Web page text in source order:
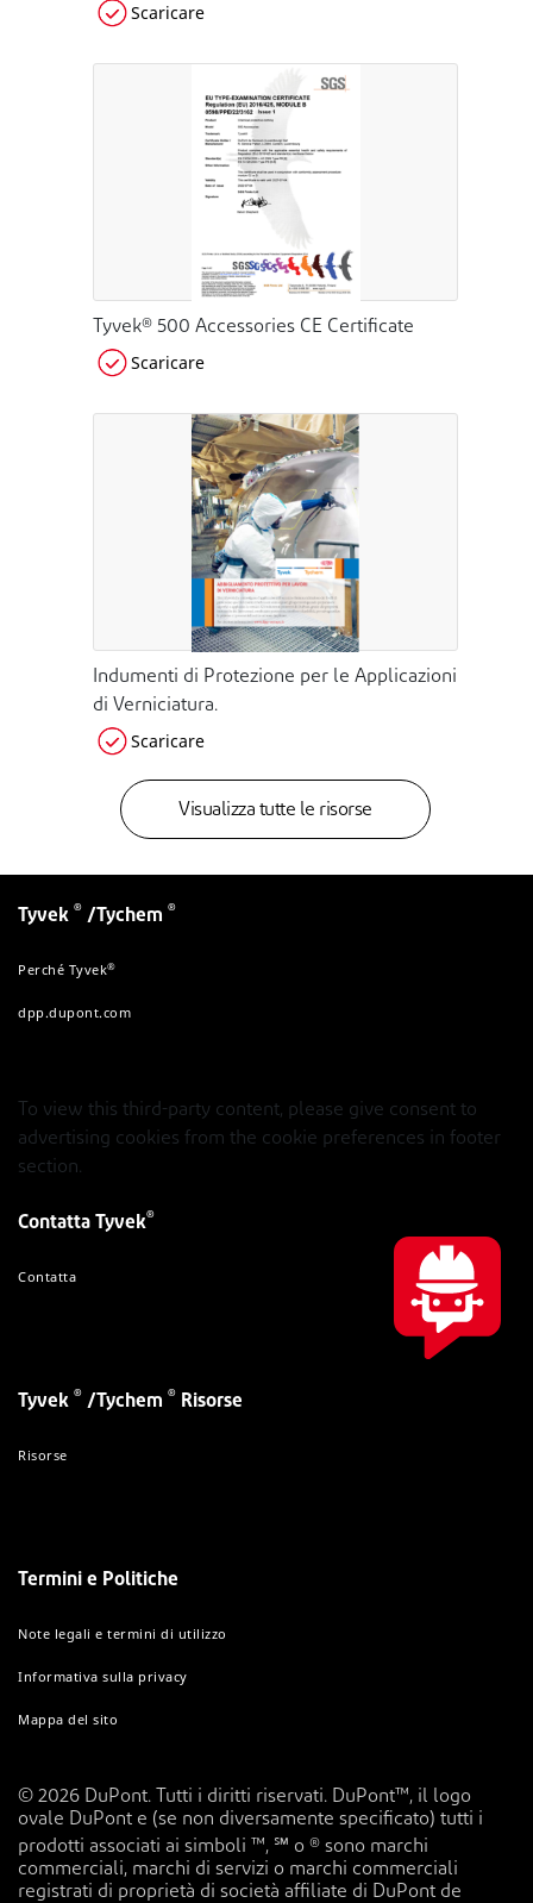
Scaricare
Tyvek® 500 Accessories CE Certificate
Scaricare
Indumenti di Protezione per le Applicazioni
di Verniciatura.
Scaricare
Visualizza tutte le risorse
Tyvek ® /Tychem ®
Perché Tyvek®
dpp.dupont.com
To view this third-party content, please give consent to
advertising cookies from the cookie preferences in footer
section.
Contatta Tyvek®
Contatta
Tyvek ® /Tychem ® Risorse
Risorse
Termini e Politiche
Note legali e termini di utilizzo
Informativa sulla privacy
Mappa del sito
© 2026 DuPont. Tutti i diritti riservati. DuPont™, il logo
ovale DuPont e (se non diversamente specificato) tutti i
prodotti associati ai simboli ™, ℠ o ® sono marchi
commerciali, marchi di servizi o marchi commerciali
registrati di proprietà di società affiliate di DuPont de